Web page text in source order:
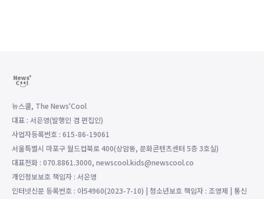
뉴스쿨, The News'Cool
대표 : 서은영(발행인 겸 편집인)
사업자등록번호 : 615-86-19061
서울특별시 마포구 월드컵북로 400(상암동, 문화콘텐츠센터 5층 3호실)
대표전화 : 070.8861.3000, newscool.kids@newscool.co
개인정보보호 책임자 : 서은영
인터넷신문 등록번호 : 아54960(2023-7-10) | 청소년보호 책임자 : 조영제 | 통신